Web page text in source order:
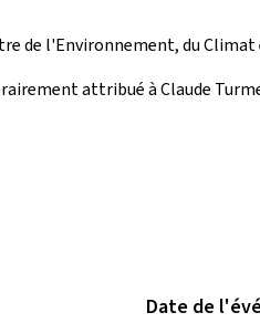
de l'Environnement, du
attribué à Claude
Date de